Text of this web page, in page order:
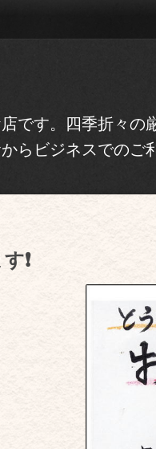
です。四季折々
ビジネスでのご
❗